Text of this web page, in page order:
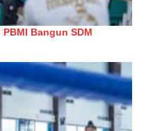
Bangun SDM